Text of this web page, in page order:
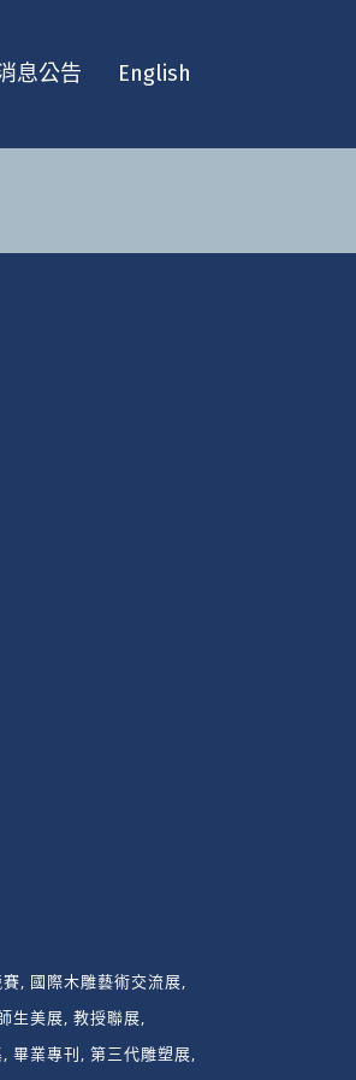
息公告 English
國際木雕藝術交流展
生美展 教授聯展
畢業專刊 第三代雕塑展